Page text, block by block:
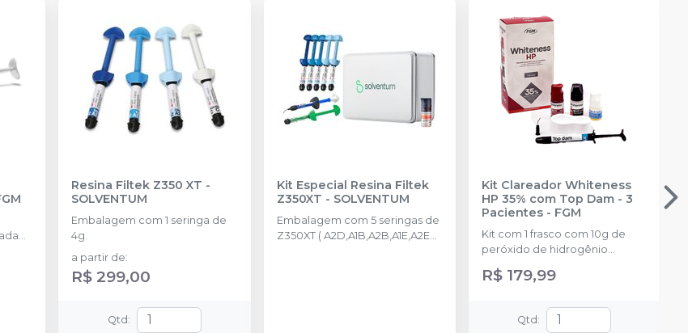
Resina Filtek Z350 XT -
SOLVENTUM
Embalagem com 1 seringa de
4g.
a partir de:
R$ 299,00
Qtd :
Kit Especial Resina Filtek
Z350XT - SOLVENTUM
Embalagem com 5 seringas de
Z350XT ( A2D,A1B,A2B,A1E,A2E
Kit Clareador Whiteness
HP 35% com Top Dam - 3
Pacientes- FGM
Kit com 1 frasco com 10g de
peróxido de hidrogênio
de espessante + 1 frasco com
(neutralizante de peróxidos) + 1
espátula e uma placa para
R$ 179,99
Qtd :